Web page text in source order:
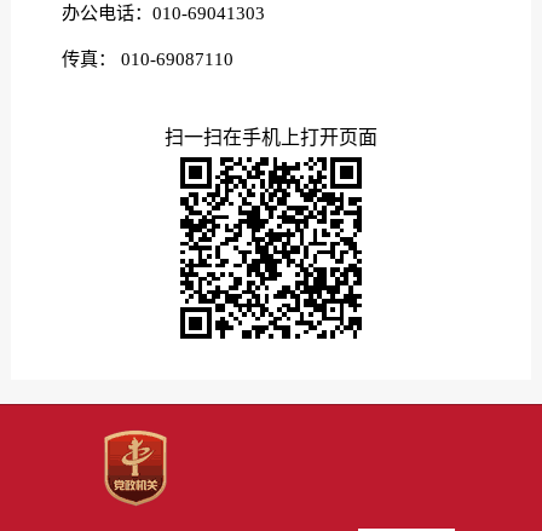
办公电话：010-69041303
传真： 010-69087110
扫一扫在手机上打开页面